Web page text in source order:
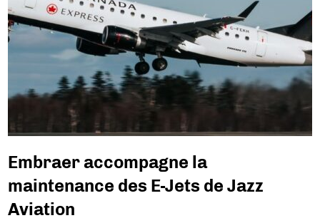
Embraer accompagne la
maintenance des E-Jets de Jazz
Aviation